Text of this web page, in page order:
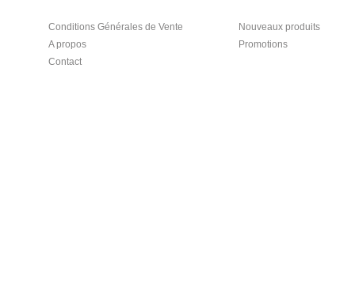
Conditions Générales de Vente
A propos
Contact
Nouveaux produits
Promotions